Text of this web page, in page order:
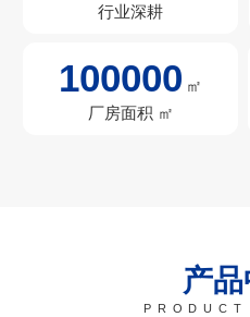
行业深耕
100000 ㎡
厂房面积 ㎡
产